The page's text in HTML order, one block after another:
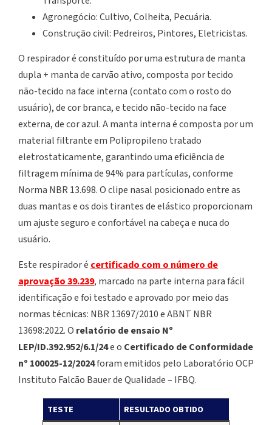
Agronegócio: Cultivo, Colheita, Pecuária.
Construção civil: Pedreiros, Pintores, Eletricistas.
O respirador é constituído por uma estrutura de manta
dupla + manta de carvão ativo, composta por tecido
não-tecido na face interna (contato com o rosto do
usuário), de cor branca, e tecido não-tecido na face
externa, de cor azul. A manta interna é composta por um
material filtrante em Polipropileno tratado
eletrostaticamente, garantindo uma eficiência de
filtragem mínima de 94% para partículas, conforme
Norma NBR 13.698. O clipe nasal posicionado entre as
duas mantas e os dois tirantes de elástico proporcionam
um ajuste seguro e confortável na cabeça e nuca do
usuário.
Este respirador é certificado com o número de
aprovação 39.239, marcado na parte interna para fácil
identificação e foi testado e aprovado por meio das
normas técnicas: NBR 13697/2010 e ABNT NBR
13698:2022. O relatório de ensaio Nº
LEP/ID.392.952/6.1/24e o Certificado de Conformidade
nº 100025-12/2024foram emitidos pelo Laboratório OCP
Instituto Falcão Bauer de Qualidade – IFBQ.
TESTE
RESULTADO OBTIDO